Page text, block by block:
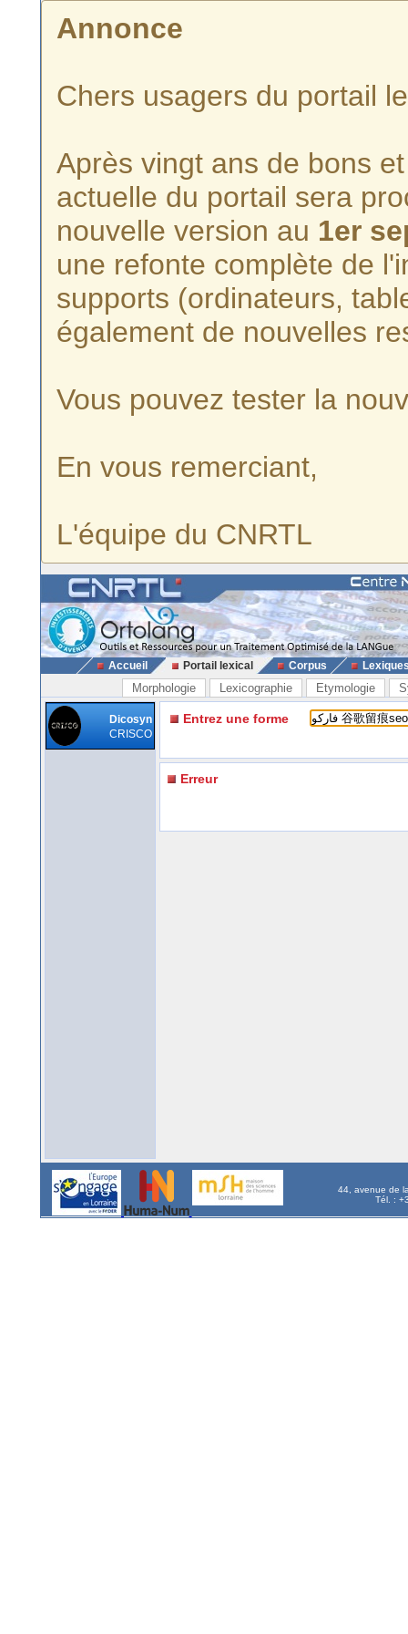
Annonce
Chers usagers du portail
Après vingt ans de bons
actuelle du portail sera
nouvelle version au 1er
une refonte complète de
supports (ordinateurs,
également de nouvelles
Vous pouvez tester la
En vous remerciant,
L'équipe du CNRTL
Accueil Portail lexical Corpus
Morphologie Lexicographie Etymologie
Dicosyn
CRISCO
Entrez une forme
Erreur
44, avenue de
Tél. :